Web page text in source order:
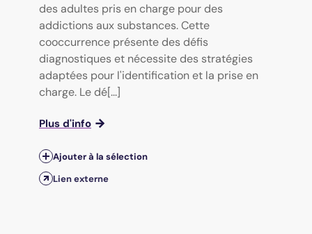
des adultes pris en charge pour des
addictions aux substances. Cette
cooccurrence présente des défis
diagnostiques et nécessite des stratégies
adaptées pour l'identification et la prise en
charge. Le dé[...]
Plus d'info
Ajouter à la sélection
Lien externe